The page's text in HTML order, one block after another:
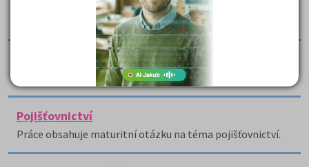
Práce se zaměřuje na téma z ekonomie jako je plánování,
získávání a výběr pracovníků.
Podnikání právnických osob
Práce je zaměřena na maturitní otázku z podnikání.
Pojišťovnictví
Práce obsahuje maturitní otázku na téma pojišťovnictví.